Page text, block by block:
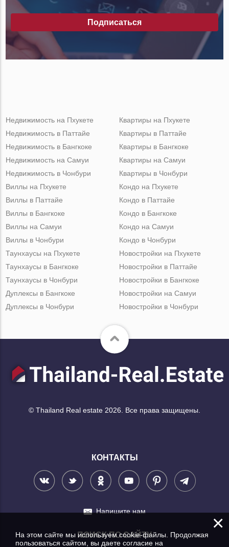
Подписаться
Недвижимость на Пхукете
Недвижимость в Паттайе
Недвижимость в Бангкоке
Недвижимость на Самуи
Недвижимость в Чонбури
Квартиры на Пхукете
Квартиры в Паттайе
Квартиры в Бангкоке
Квартиры на Самуи
Квартиры в Чонбури
Виллы на Пхукете
Виллы в Паттайе
Виллы в Бангкоке
Виллы на Самуи
Виллы в Чонбури
Кондо на Пхукете
Кондо в Паттайе
Кондо в Бангкоке
Кондо на Самуи
Кондо в Чонбури
Таунхаусы на Пхукете
Таунхаусы в Бангкоке
Таунхаусы в Чонбури
Дуплексы в Бангкоке
Дуплексы в Чонбури
Новостройки на Пхукете
Новостройки в Паттайе
Новостройки в Бангкоке
Новостройки на Самуи
Новостройки в Чонбури
© Thailand Real estate 2026. Все права защищены.
КОНТАКТЫ
Напишите нам
ПОИСК ПО САЙТУ
×
На этом сайте мы используем cookie-файлы. Продолжая
пользоваться сайтом, вы даете согласие на